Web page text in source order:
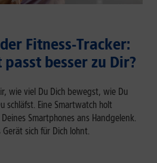
Fitness-Tracker:
passt besser zu Dir?
wie viel Du Dich bewegst, wie Du
schläfst. Eine Smartwatch holt
Smartphones ans Handgelenk.
sich für Dich lohnt.